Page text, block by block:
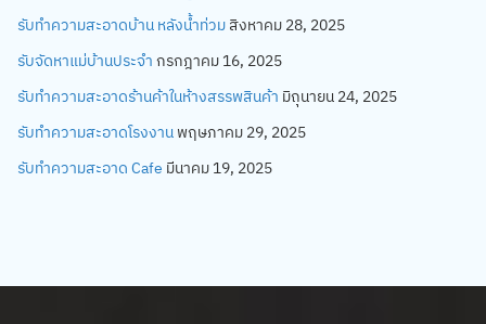
รับทำความสะอาดบ้าน หลังน้ำท่วม สิงหาคม 28, 2025
รับจัดหาแม่บ้านประจำ กรกฎาคม 16, 2025
รับทำความสะอาดร้านค้าในห้างสรรพสินค้า มิถุนายน 24, 2025
รับทำความสะอาดโรงงาน พฤษภาคม 29, 2025
รับทำความสะอาด Cafe มีนาคม 19, 2025